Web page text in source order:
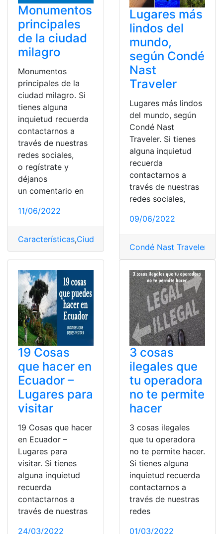
Monumentos
principales
de la ciudad
milagro
Monumentos
principales de la
ciudad milagro. Si
tienes alguna
inquietud recuerda
contactarnos a
través de nuestras
redes sociales,
o regístrate y
déjanos
un comentario en
11/06/2022
Características,Ciudad
Lugares más
lindos del
mundo,
según Condé
Nast
Traveler
Lugares más lindos
del mundo, según
Condé Nast
Traveler. Si tienes
alguna inquietud
recuerda
contactarnos a
través de nuestras
redes sociales,
09/06/2022
Condé Nast Traveler
19 Cosas
que hacer en
Ecuador –
Lugares para
visitar
19 Cosas que hacer
en Ecuador –
Lugares para
visitar. Si tienes
alguna inquietud
recuerda
contactarnos a
través de nuestras
24/03/2022
3 cosas
ilegales que
tu operadora
no te permite
hacer
3 cosas ilegales
que tu operadora
no te permite hacer.
Si tienes alguna
inquietud recuerda
contactarnos a
través de nuestras
redes
01/03/2022